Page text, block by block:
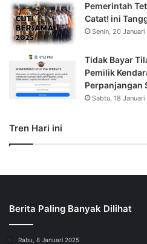
Pemerintah
Catat! ini
Senin, 20
Tidak Bayar
Pemilik
Perpanjangan
Sabtu, 18
Tren Hari ini
Berita Paling Banyak Dilihat
Rabu, 8 Januari 2025